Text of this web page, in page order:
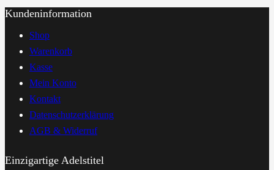
Kundeninformation
Shop
Warenkorb
Kasse
Mein Konto
Kontakt
Datenschutzerklärung
AGB & Widerruf
Einzigartige Adelstitel